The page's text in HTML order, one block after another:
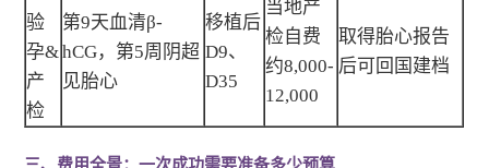
验
孕&
产
检
第9天血清β-
hCG，第5周阴超
见胎心
移植后
D9、
D35
当地产
检自费
约8,000-
12,000
取得胎心报告
后可回国建档